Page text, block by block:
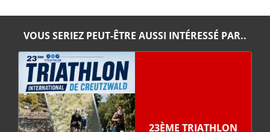
VOUS SERIEZ PEUT-ÊTRE AUSSI INTÉRESSÉ PAR..
23ÈME TRIATHLON